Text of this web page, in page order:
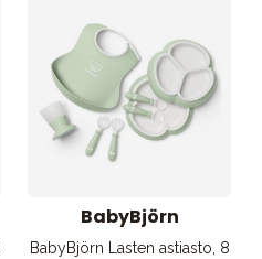
BabyBjörn
BabyBjörn Lasten astiasto, 8